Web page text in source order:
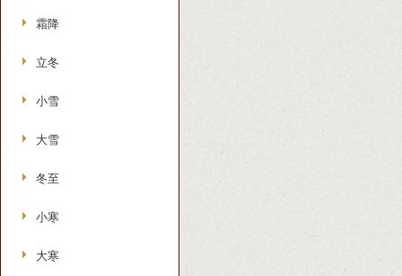
霜降
立冬
小雪
大雪
冬至
小寒
大寒